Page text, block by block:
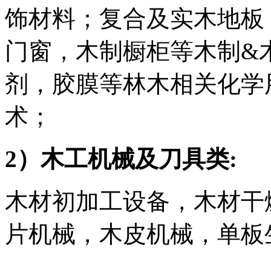
饰材料；复合及实木地
门窗，木制橱柜等木制&
剂，胶膜等林木相关化
术；
2）木工机械及刀具类:
木材初加工设备，木材
片机械，木皮机械，单